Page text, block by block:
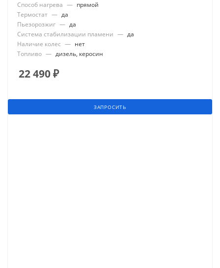
Способ нагрева — прямой
Термостат — да
Пьезорозжиг — да
Система стабилизации пламени — да
Наличие колес — нет
Топливо — дизель, керосин
22 490₽
ЗАПРОСИТЬ